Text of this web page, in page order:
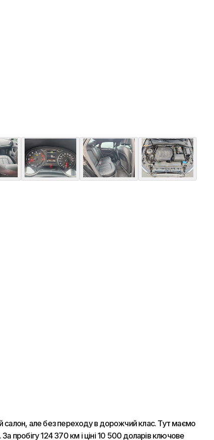
салон, але без переходу в дорожчий клас. Тут маємо
пробігу 124 370 км і ціні 10 500 доларів ключове